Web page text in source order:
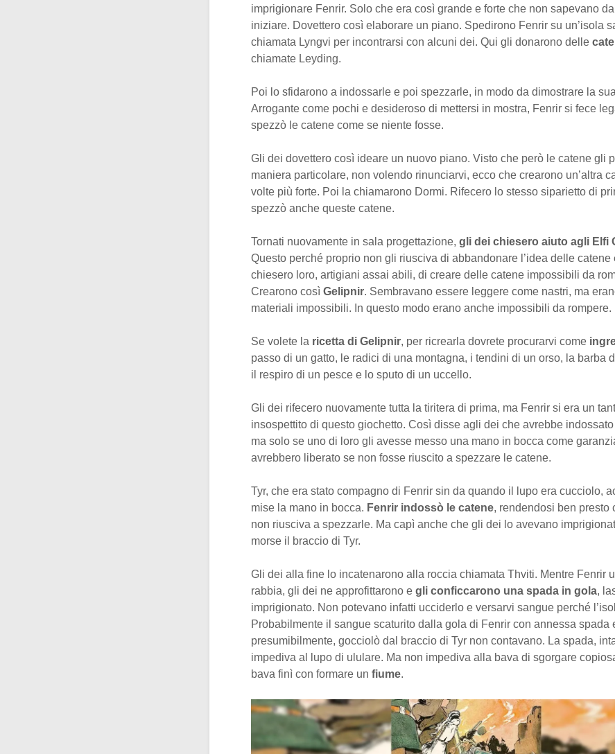
imprigionare Fenrir. Solo che era così grande e forte che non sapevano
iniziare. Dovettero così elaborare un piano. Spedirono Fenrir su un’isola
chiamata Lyngvi per incontrarsi con alcuni dei. Qui gli donarono delle
chiamate Leyding.
Poi lo sfidarono a indossarle e poi spezzarle, in modo da dimostrare la
Arrogante come pochi e desideroso di mettersi in mostra, Fenrir si fece
spezzò le catene come se niente fosse.
Gli dei dovettero così ideare un nuovo piano. Visto che però le catene gli
maniera particolare, non volendo rinunciarvi, ecco che crearono un’altra
volte più forte. Poi la chiamarono Dormi. Rifecero lo stesso siparietto di
spezzò anche queste catene.
Tornati nuovamente in sala progettazione, gli dei chiesero aiuto agli Elfi
Questo perché proprio non gli riusciva di abbandonare l’idea delle catene
chiesero loro, artigiani assai abili, di creare delle catene impossibili da
Crearono così Gelipnir. Sembravano essere leggere come nastri, ma
materiali impossibili. In questo modo erano anche impossibili da rompere.
Se volete la ricetta di Gelipnir, per ricrearla dovrete procurarvi come
passo di un gatto, le radici di una montagna, i tendini di un orso, la barba
il respiro di un pesce e lo sputo di un uccello.
Gli dei rifecero nuovamente tutta la tiritera di prima, ma Fenrir si era un
insospettito di questo giochetto. Così disse agli dei che avrebbe
ma solo se uno di loro gli avesse messo una mano in bocca come
avrebbero liberato se non fosse riuscito a spezzare le catene.
Tyr, che era stato compagno di Fenrir sin da quando il lupo era cucciolo,
mise la mano in bocca. Fenrir indossò le catene, rendendosi ben presto
non riusciva a spezzarle. Ma capì anche che gli dei lo avevano
morse il braccio di Tyr.
Gli dei alla fine lo incatenarono alla roccia chiamata Thviti. Mentre Fenrir
rabbia, gli dei ne approfittarono e gli conficcarono una spada in gola,
imprigionato. Non potevano infatti ucciderlo e versarvi sangue perché
Probabilmente il sangue scaturito dalla gola di Fenrir con annessa spada
presumibilmente, gocciolò dal braccio di Tyr non contavano. La spada,
impediva al lupo di ululare. Ma non impediva alla bava di sgorgare
bava finì con formare un fiume.